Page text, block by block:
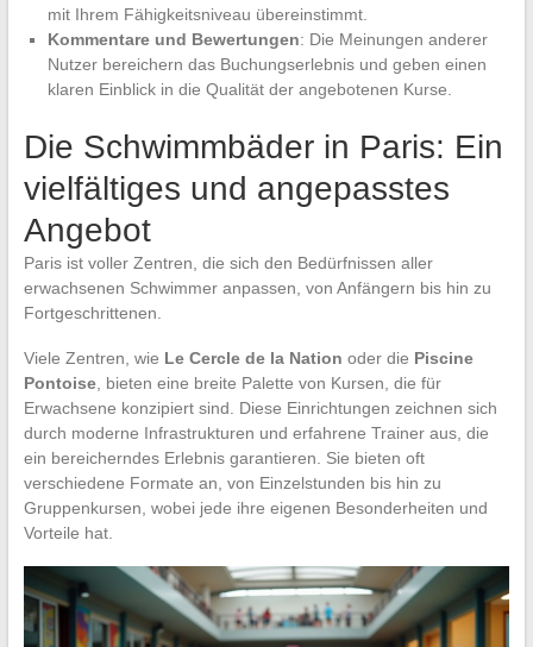
mit Ihrem Fähigkeitsniveau übereinstimmt.
Kommentare und Bewertungen: Die Meinungen anderer
Nutzer bereichern das Buchungserlebnis und geben einen
klaren Einblick in die Qualität der angebotenen Kurse.
Die Schwimmbäder in Paris: Ein
vielfältiges und angepasstes
Angebot
Paris ist voller Zentren, die sich den Bedürfnissen aller
erwachsenen Schwimmer anpassen, von Anfängern bis hin zu
Fortgeschrittenen.
Viele Zentren, wie Le Cercle de la Nation oder die Piscine
Pontoise, bieten eine breite Palette von Kursen, die für
Erwachsene konzipiert sind. Diese Einrichtungen zeichnen sich
durch moderne Infrastrukturen und erfahrene Trainer aus, die
ein bereicherndes Erlebnis garantieren. Sie bieten oft
verschiedene Formate an, von Einzelstunden bis hin zu
Gruppenkursen, wobei jede ihre eigenen Besonderheiten und
Vorteile hat.